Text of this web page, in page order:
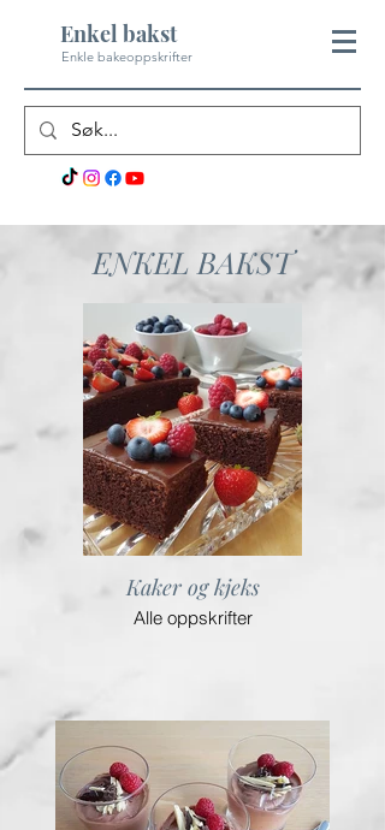
Enkel bakst
Enkle bakeoppskrifter
ENKEL BAKST
Kaker og kjeks
Alle oppskrifter